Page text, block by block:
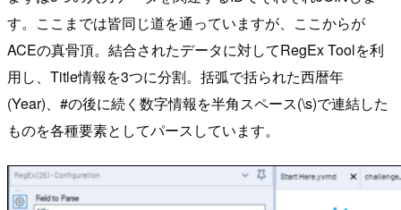
す。ここまでは皆同じ道を通っていますが、ここからが
ACEの真骨頂。結合されたデータに対してRegEx Toolを利
用し、Title情報を3つに分割。括弧で括られた西暦年
(Year)、#の後に続く数字情報を半角スペース(\s)で連結した
ものを各種要素としてパースしています。